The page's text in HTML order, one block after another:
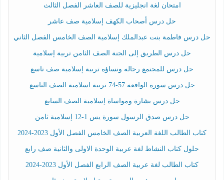
امتحان لغة انجليزية للصف العاشر الفصل الثالث
حل درس أصحاب الكهف إسلامية صف عاشر
حل درس فاطمة بنت عبدالملك إسلامية الصف الخامس الفصل الثاني
حل درس الطريق إلى الجنة الصف الثامن تربية إسلامية
حل درس للمجتمع رجاله ونساؤه تربية إسلامية صف تاسع
حل درس سورة الواقعة 57-74 تربية اسلامية الصف التاسع
حل درس بشارة ومواساة إسلامية الصف السابع
حل درس صدق الرسول سورة يس 1-12 إسلامية ثامن
كتاب الطالب اللغة العربية الصف الخامس الفصل الأول 2023-2024
حلول كتاب النشاط لغة عربية الوحدة الاولى والثانية صف رابع
كتاب الطالب لغة عربية الصف الرابع الفصل الأول 2023-2024